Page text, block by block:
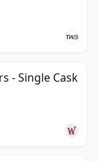
- Single Cask